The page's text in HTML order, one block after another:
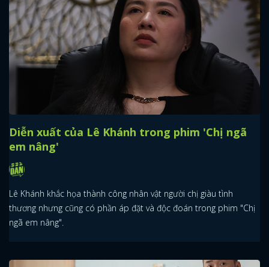
Diễn xuất của Lê Khánh trong phim 'Chị ngã
em nâng'
Lê Khánh khắc họa thành công nhân vật người chị giàu tình
thương nhưng cũng có phần áp đặt và độc đoán trong phim "Chị
ngã em nâng".